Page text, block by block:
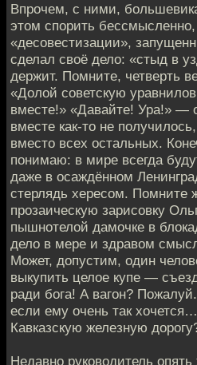
Впрочем, с ними,
этом спорить
«десовестизации»,
сделал своё дело: «стыд в
держит. Помните, четверть
«Долой советскую
вместе!» «Давайте! Ура!» —
вместе как-то не
вместо всех остальных.
понимаю: в мире всегда
даже в осаждённом
стерлядь хересом. Помните
прозаическую зарисовку
пышнотелой дамочке в
дело в мере и здравом
Может, допустим, один
выкупить целое купе —
ради бога! А вагон?
если ему очень так
Кавказскую железную
Недавно руководитель опять